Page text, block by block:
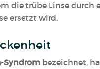
die trübe Linse durch
ersetzt wird.
Syndrom bezeichnet,